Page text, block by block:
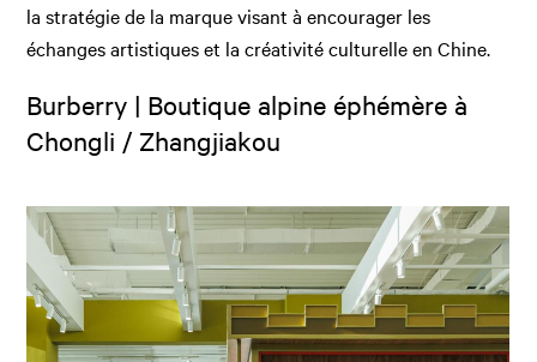
la stratégie de la marque visant à encourager les
échanges artistiques et la créativité culturelle en Chine.
Burberry | Boutique alpine éphémère à
Chongli / Zhangjiakou